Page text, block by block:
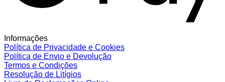
Informações
Política de Privacidade e Cookies
Política de Envio e Devolução
Termos e Condições
Resolução de Litígios